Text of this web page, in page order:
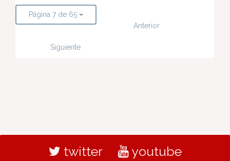
Página 7 de 65
Anterior
Siguiente
twitter youtube